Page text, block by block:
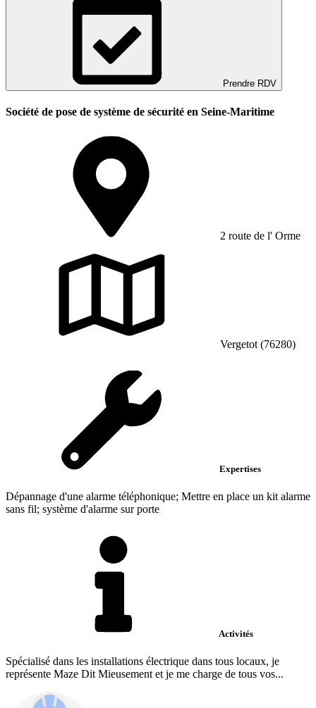
Prendre RDV
Société de pose de système de sécurité en Seine-Maritime
2 route de l' Orme
Vergetot (76280)
Expertises
Dépannage d'une alarme téléphonique; Mettre en place un kit alarme
sans fil; système d'alarme sur porte
Activités
Spécialisé dans les installations électrique dans tous locaux, je
représente Maze Dit Mieusement et je me charge de tous vos...